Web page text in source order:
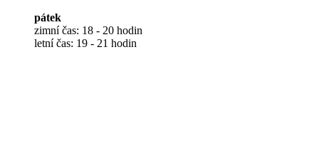
pátek
zimní čas: 18 - 20 hodin
letní čas: 19 - 21 hodin